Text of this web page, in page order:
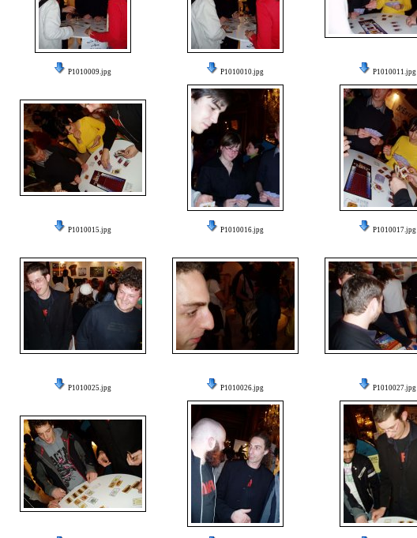
P1010009.jpg P1010010.jpg P1010011.jpg
P1010015.jpg P1010016.jpg P1010017.jpg
P1010025.jpg P1010026.jpg P1010027.jpg